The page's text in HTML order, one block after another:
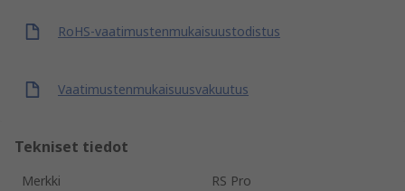
RoHS-vaatimustenmukaisuustodistus
Vaatimustenmukaisuusvakuutus
Tekniset tiedot
Merkki
RS Pro